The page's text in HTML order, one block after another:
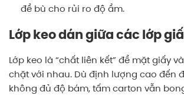
để bù cho rủi ro độ ẩm.
Lớp keo dán giữa các lớp
Lớp keo là “chất liên kết” để mặt giấy
chặt với nhau. Dù định lượng cao đến
không đủ độ bám, tấm carton vẫn